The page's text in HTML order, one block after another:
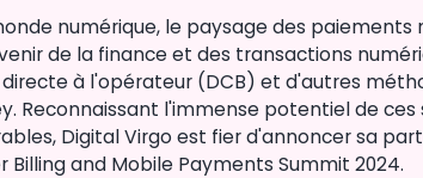
numérique, le paysage des paiements
de la finance et des transactions
à l'opérateur (DCB) et d'autres
Reconnaissant l'immense potentiel de ces
Digital Virgo est fier d'annoncer sa
and Mobile Payments Summit 2024.